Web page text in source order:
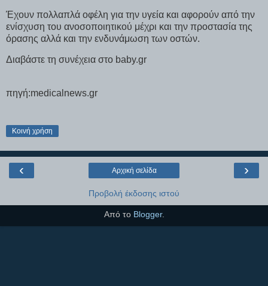
Έχουν πολλαπλά οφέλη για την υγεία και αφορούν από την
ενίσχυση του ανοσοποιητικού μέχρι και την προστασία της
όρασης αλλά και την ενδυνάμωση των οστών.
Διαβάστε τη συνέχεια στο baby.gr
πηγή:medicalnews.gr
Κοινή χρήση
‹ ›
Αρχική σελίδα
Προβολή έκδοσης ιστού
Από το Blogger.